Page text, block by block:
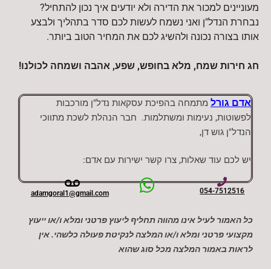
מעוניינים למכור את הדירה ולא יודעים איך נכון להתחיל?
נבחרת הנדל"ן ואני נשמח לעשות לכם סדר בתהליך ולבצע
אותו בצורה נכונה ולהשיג לכם את המחיר הטוב ביותר.
חג חירות שמח, מלא בחופש, שפע, אהבה ושמחה לכולנו!
אדם גורל מתמחה בהפיכת עסקאות נדל"ן מורכבות
לפשוטות, נעימות ומשתלמות. חבר הנהלת לשכת מתווכי
הנדל"ן גוש דן,
יש לכם עוד שאלות, צרו קשר ישירות עם אדם:
054-7512516
adamgoral1@gmail.com
כל האמור לעיל אינו מהווה תחליף ליעוץ פרטני ומלא ו/או ייעוץ
מקצועי פרטני ומלא ו/או המלצה לנקיטת פעולה כלשהי. אין
לראות באמור המלצה מכל סוג שהוא